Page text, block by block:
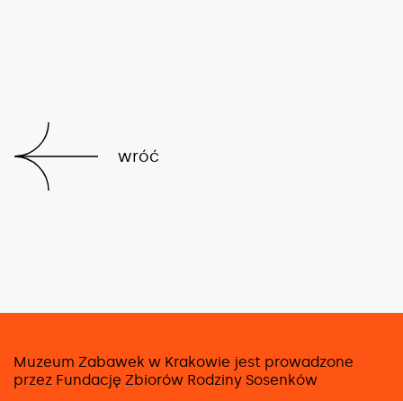
wróć
Muzeum Zabawek w Krakowie jest prowadzone
przez Fundację Zbiorów Rodziny Sosenków